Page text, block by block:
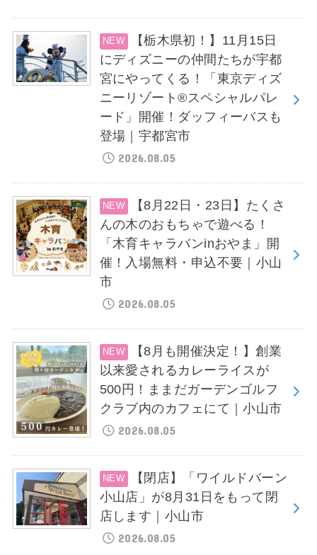
【栃木県初！】11月15日
にディズニーの仲間たちが宇都
宮にやってくる！「東京ディズ
ニーリゾート®スペシャルパレ
ード」開催！ダッフィーバスも
登場｜宇都宮市
2026.08.05
【8月22日・23日】たくさ
んの木のおもちゃで遊べる！
「木育キャラバンinおやま」開
催！入場無料・申込不要｜小山
市
2026.08.05
【8月も開催決定！】創業
以来愛されるカレーライスが
500円！ままだガーデンゴルフ
クラブ内のカフェにて｜小山市
2026.08.05
【閉店】「ワイルドバーン
小山店」が8月31日をもって閉
店します｜小山市
2026.08.05